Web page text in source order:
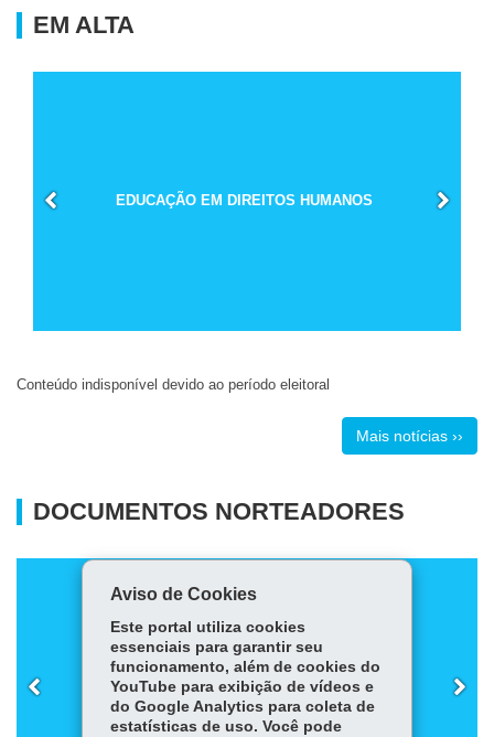
EM ALTA
EDUCAÇÃO EM DIREITOS HUMANOS
Conteúdo indisponível devido ao período eleitoral
Mais notícias ››
DOCUMENTOS NORTEADORES
CURRÍCULO PARANAENSE - EF - ANOS FINAIS
Aviso de Cookies
Este portal utiliza cookies
essenciais para garantir seu
funcionamento, além de cookies do
YouTube para exibição de vídeos e
do Google Analytics para coleta de
estatísticas de uso. Você pode